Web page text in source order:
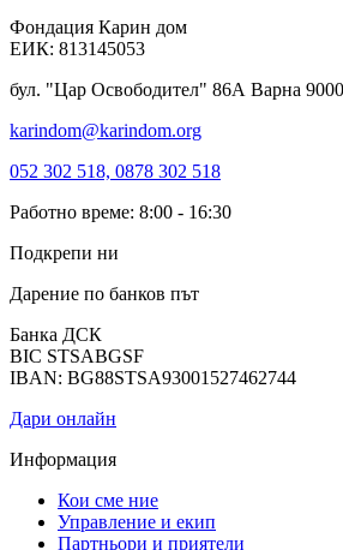
Фондация Карин дом
ЕИК: 813145053
бул. "Цар Освободител" 86А Варна
karindom@karindom.org
052 302 518, 0878 302 518
Работно време: 8:00 - 16:30
Подкрепи ни
Дарение по банков път
Банка ДСК
BIC STSABGSF
IBAN: BG88STSA93001527462744
Дари онлайн
Информация
Кои сме ние
Управление и екип
Партньори и приятели